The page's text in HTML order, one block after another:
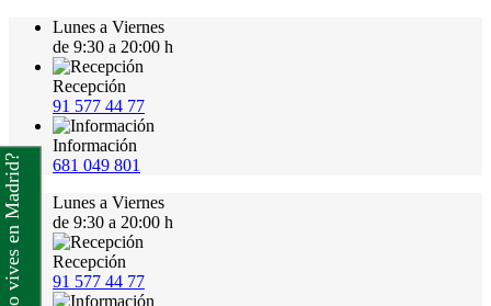
Lunes a Viernes
de 9:30 a 20:00 h
Recepción
91 577 44 77
Información
681 049 801
Lunes a Viernes
de 9:30 a 20:00 h
Recepción
91 577 44 77
¿No vives en Madrid?